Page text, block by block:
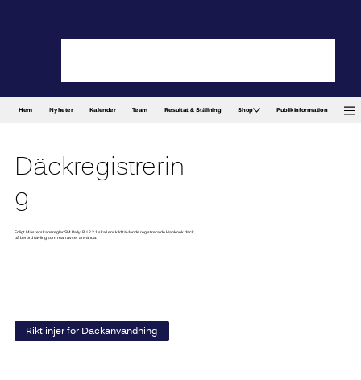
Hem Nyheter Kalender Team Resultat & Ställning Shop Publikinformation
Däckregistrerin
g
Enligt Mästerskapsregler SM Rally, RU 2.2.1 skall enskild tävlande registrera de Hankook däck
på berörd tävling som man avser använda.
Riktlinjer för Däckanvändning